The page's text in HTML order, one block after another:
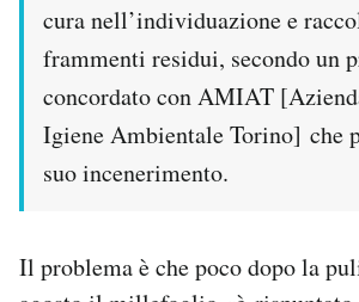
cura nell’individuazione e
frammenti residui, secondo un
concordato con AMIAT
Igiene Ambientale Torino] che
suo incenerimento.
Il problema è che poco dopo la